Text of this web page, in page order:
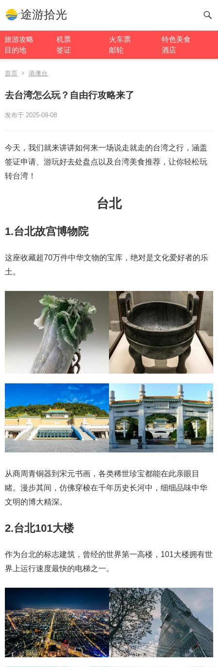
途游拾光
旅游攻略 机票 火车票
特色美食
目的地
签证 邮轮 酒店
首页 港澳台
去台湾怎么玩？自由行攻略来了
发布于 2025-09-08
今天，我们就来讲讲如何来一场说走就走的台湾之行，涵盖
签证申请、游玩好去处盘点以及台湾美食推荐，让你轻松玩
转台湾！
台北
1.台北故宫博物院
这座收藏超70万件中华文物的宝库，绝对是文化爱好者的乐
土。
从商周青铜器到宋元书画，各类稀世珍宝都能在此亲眼目
睹。漫步其间，仿佛穿梭在千年历史长河中，细细品味中华
文明的博大精深。
2.台北101大楼
作为台北的标志建筑，曾经的世界第一高楼，101大楼拥有世
界上运行速度最快的电梯之一。